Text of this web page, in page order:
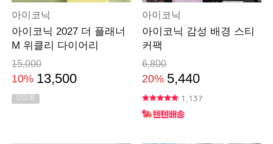
아이코닉
아이코닉 2027 더 플래너
M 위클리 다이어리
15,000
10% 13,500
신상품
아이코닉
아이코닉 감성 배경 스티
커팩
6,800
20% 5,440
1,137